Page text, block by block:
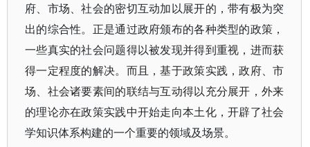
府、市场、社会的密切互动加以展开的，带有极为突
出的综合性。正是通过政府颁布的各种类型的政策，
一些真实的社会问题得以被发现并得到重视，进而获
得一定程度的解决。而且，基于政策实践，政府、市
场、社会诸要素间的联结与互动得以充分展开，外来
的理论亦在政策实践中开始走向本土化，开辟了社会
学知识体系构建的一个重要的领域及场景。